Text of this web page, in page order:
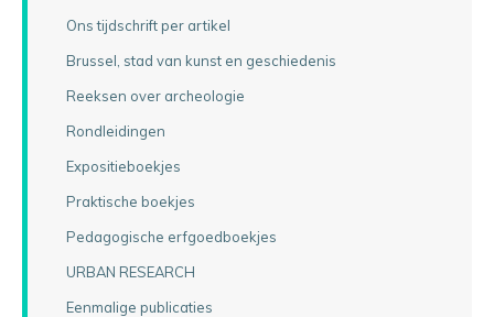
Ons tijdschrift per artikel
Brussel, stad van kunst en geschiedenis
Reeksen over archeologie
Rondleidingen
Expositieboekjes
Praktische boekjes
Pedagogische erfgoedboekjes
URBAN RESEARCH
Eenmalige publicaties